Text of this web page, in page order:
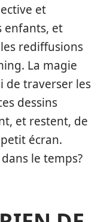
et
enfants, et
rediffusions
La magie
de traverser les
dessins
et restent, de
écran.
le temps?